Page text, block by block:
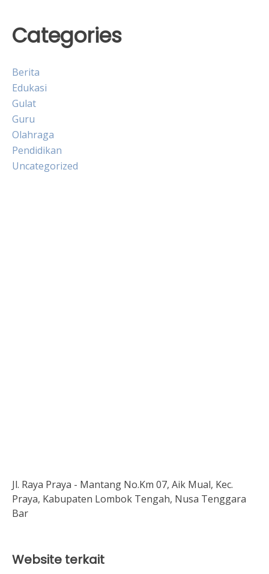
Categories
Berita
Edukasi
Gulat
Guru
Olahraga
Pendidikan
Uncategorized
Jl. Raya Praya - Mantang No.Km 07, Aik Mual, Kec.
Praya, Kabupaten Lombok Tengah, Nusa Tenggara
Bar
Website terkait